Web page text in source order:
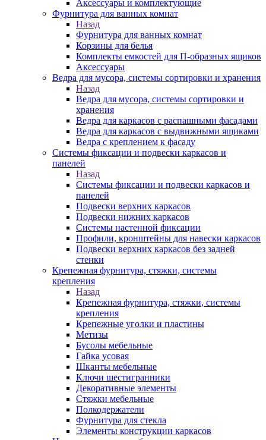
Аксессуары и комплектующие
Фурнитура для ванных комнат
Назад
Фурнитура для ванных комнат
Корзины для белья
Комплекты емкостей для П-образных ящиков
Аксессуары
Ведра для мусора, системы сортировки и хранения
Назад
Ведра для мусора, системы сортировки и
хранения
Ведра для каркасов с распашными фасадами
Ведра для каркасов с выдвижными ящиками
Ведра с креплением к фасаду
Системы фиксации и подвески каркасов и
панелей
Назад
Системы фиксации и подвески каркасов и
панелей
Подвески верхних каркасов
Подвески нижних каркасов
Системы настенной фиксации
Профили, кронштейны для навески каркасов
Подвески верхних каркасов без задней
стенки
Крепежная фурнитура, стяжки, системы
крепления
Назад
Крепежная фурнитура, стяжки, системы
крепления
Крепежные уголки и пластины
Метизы
Бусолы мебельные
Гайка усовая
Шканты мебельные
Ключи шестигранники
Декоративные элементы
Стяжки мебельные
Полкодержатели
Фурнитура для стекла
Элементы конструкции каркасов